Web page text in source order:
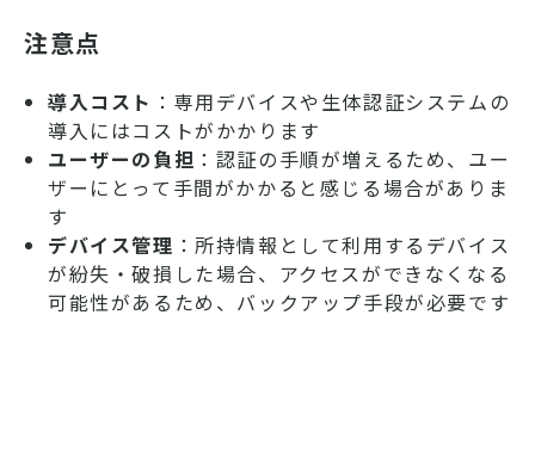
注意点
導入コスト ：専用デバイスや生体認証システムの
導入にはコストがかかります
ユーザーの負担 ：認証の手順が増えるため、ユー
ザーにとって手間がかかると感じる場合がありま
す
デバイス管理 ：所持情報として利用するデバイス
が紛失・破損した場合、アクセスができなくなる
可能性があるため、バックアップ手段が必要です